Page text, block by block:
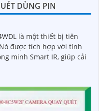
DÙNG PIN
là một thiết bị tiên
minh Smart IR, giúp cải